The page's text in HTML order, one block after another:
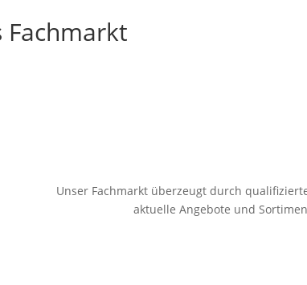
Fachmarkt
Unser Fachmarkt überzeugt durch
aktuelle Angebote und